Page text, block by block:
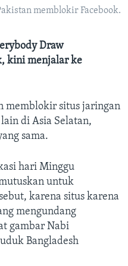
memblokir Facebook.
Draw
kini menjalar ke
memblokir situs jaringan
di Asia Selatan,
sama.
hari Minggu
untuk
karena situs karena
mengundang
gambar Nabi
Bangladesh